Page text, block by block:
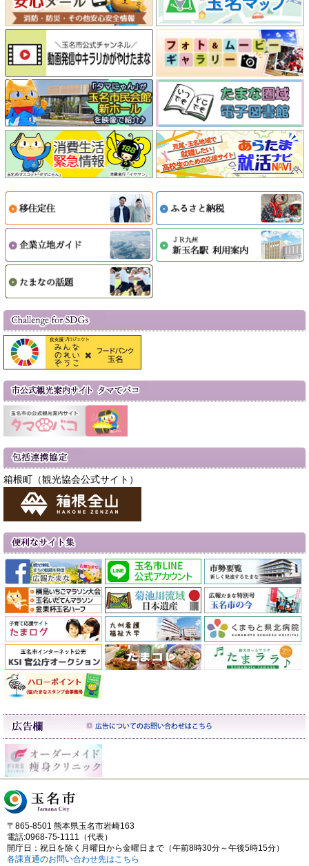
箱根町（観光協会公式サイト）
〒865-8501 熊本県玉名市岩崎163
電話:0968-75-1111（代表）
開庁日：祝日を除く月曜日から金曜日まで（午前8時30分～午後5時15分）
各課直通のお問い合わせ先はこちら